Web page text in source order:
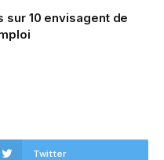
sur 10 envisagent de
Twitter